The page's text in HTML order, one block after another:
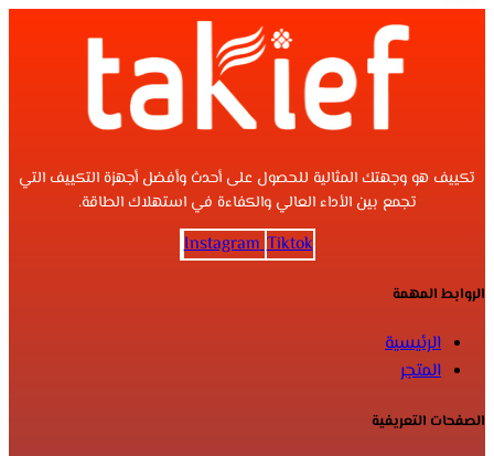
تكييف هو وجهتك المثالية للحصول على أحدث وأفضل أجهزة التكييف التي
تجمع بين الأداء العالي والكفاءة في استهلاك الطاقة.
Instagram Tiktok
الروابط المهمة
الرئيسية
المتجر
الصفحات التعريفية